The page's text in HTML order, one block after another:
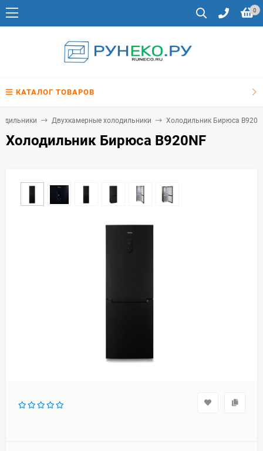
0
КАТАЛОГ ТОВАРОВ
Двухкамерные холодильники Холодильник Бирюса
Холодильник Бирюса B920NF